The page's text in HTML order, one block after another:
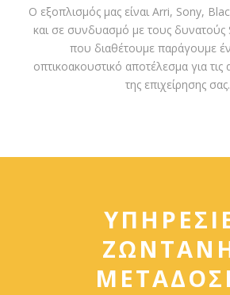
Ο εξοπλισμός μας είναι Arri, Sony,
και σε συνδυασμό με τους δυνατούς
που διαθέτουμε παράγουμε
οπτικοακουστικό αποτέλεσμα για
της επιχείρησης σας.